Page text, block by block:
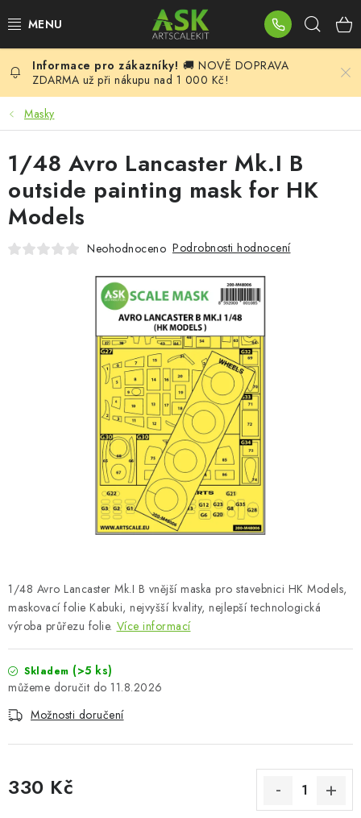
na
BLOG
SUMMER DAYS
WARHAMMER
ASK PRODUKTY
PLASTIKOVÉ MODELY
DOPLŇKY K MODELŮM
BARVY A POMŮCKY
SKY RIDERS COFFEE
DÁRKOVÉ POUKAZY
PRODÁVANÉ ZNAČKY
Obchodní podmínky
Podmínky ochrany osobních údajů
Reklamační řád
Velkoobchod (B2B)
Převodník modelářských barev
Modelářský slovník Art Scale
FAQ
Výstavy 2026
🚚 NOVĚ DOPRAVA
ZDARMA už při nákupu nad 1 000 Kč!
Masky
1/48 Avro Lancaster Mk.I B vnější maska pro stavebnici HK Models,
maskovací folie Kabuki, nejvyšší kvality, nejlepší technologická
výroba průřezu folie. Více informací
Skladem (>5 ks)
11.8.2026
Možnosti doručení
330 Kč
1/48 Avro Lancaster Mk.I B
outside painting mask for HK
Models
Neohodnoceno Podrobnosti hodnocení